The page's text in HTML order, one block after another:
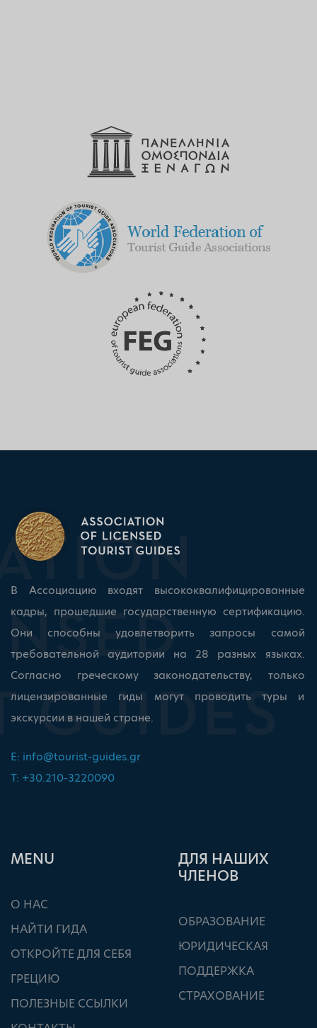
В Ассоциацию входят высококвалифицированные
кадры, прошедшие государственную сертификацию.
Они способны удовлетворить запросы самой
требовательной аудитории на 28 разных языках.
Согласно греческому законодательству, только
лицензированные гиды могут проводить туры и
экскурсии в нашей стране.
E: info@tourist-guides.gr
T: +30.210-3220090
ΜΕΝU
О НАС
НАЙТИ ГИДА
ОТКРОЙТЕ ДЛЯ СЕБЯ
ГРЕЦИЮ
ПОЛЕЗНЫЕ ССЫЛКИ
ДЛЯ НАШИХ
ЧЛЕНОВ
ОБРАЗОВАНИЕ
ЮРИДИЧЕСКАЯ
ПОДДЕРЖКА
СТРАХОВАНИЕ